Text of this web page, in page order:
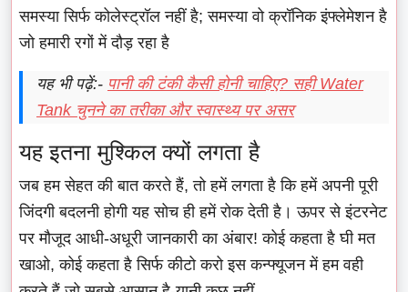
समस्या सिर्फ कोलेस्ट्रॉल नहीं है; समस्या वो क्रॉनिक इंफ्लेमेशन है
जो हमारी रगों में दौड़ रहा है
यह भी पढ़ें:- पानी की टंकी कैसी होनी चाहिए? सही Water
Tank चुनने का तरीका और स्वास्थ्य पर असर
यह इतना मुश्किल क्यों लगता है
जब हम सेहत की बात करते हैं, तो हमें लगता है कि हमें अपनी पूरी
जिंदगी बदलनी होगी यह सोच ही हमें रोक देती है। ऊपर से इंटरनेट
पर मौजूद आधी-अधूरी जानकारी का अंबार! कोई कहता है घी मत
खाओ, कोई कहता है सिर्फ कीटो करो इस कन्फ्यूजन में हम वही